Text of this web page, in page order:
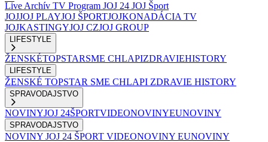
Live Archív TV Program JOJ 24 JOJ Šport
JOJJOJ PLAYJOJ ŠPORTJOJKONADÁCIA TV
JOJKASTINGYJOJ CZJOJ GROUP
LIFESTYLE
ŽENSKÉTOPSTARSME CHLAPIZDRAVIEHISTORY
LIFESTYLE
ŽENSKÉ TOPSTAR SME CHLAPI ZDRAVIE HISTORY
SPRAVODAJSTVO
NOVINYJOJ 24ŠPORTVIDEONOVINYEUNOVINY
SPRAVODAJSTVO
NOVINY JOJ 24 ŠPORT VIDEONOVINY EUNOVINY